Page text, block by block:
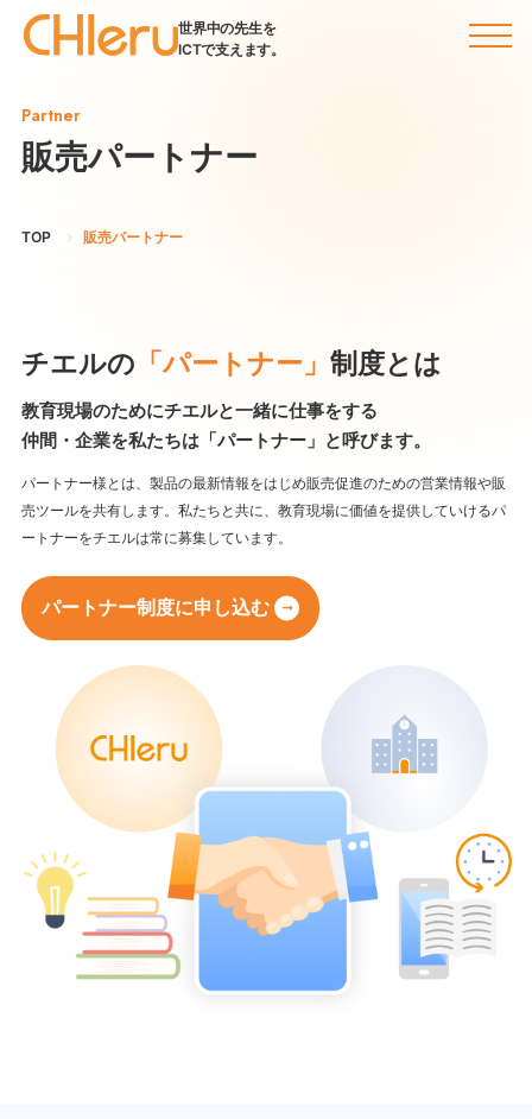
世界中の先生を
ICTで支えます。
Partner
販売パートナー
TOP 販売パートナー
チエルの 「パートナー」 制度とは
教育現場のためにチエルと一緒に仕事をする
仲間・企業を私たちは「パートナー」と呼びます。
パートナー様とは、製品の最新情報をはじめ販売促進のための営業情報や販
売ツールを共有します。私たちと共に、教育現場に価値を提供していけるパ
ートナーをチエルは常に募集しています。
パートナー制度に申し込む